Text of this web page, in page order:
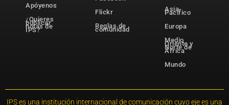
Apóyenos
¿Quieres
publicar
notas de
IPS?
Flickr
Reglas de
comunidad
Asia-
Pacífico
Europa
Medio
Oriente y
Norte de
África
Mundo
IPS es una institución internacional de comunicación cuyo eje es una